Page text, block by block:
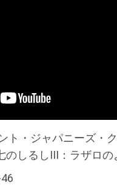
ト・ジャパニーズ・
のしるしIII：ラザロの